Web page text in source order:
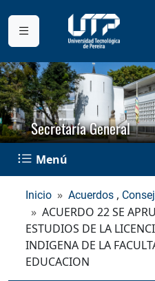
Secretaría General
Menú
Inicio Acuerdos ,
ACUERDO 22 SE
ESTUDIOS DE LA
INDIGENA DE LA
EDUCACION